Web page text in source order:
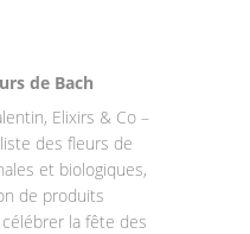
de Bach
Elixirs & Co –
des fleurs de
et biologiques,
de produits
la fête des